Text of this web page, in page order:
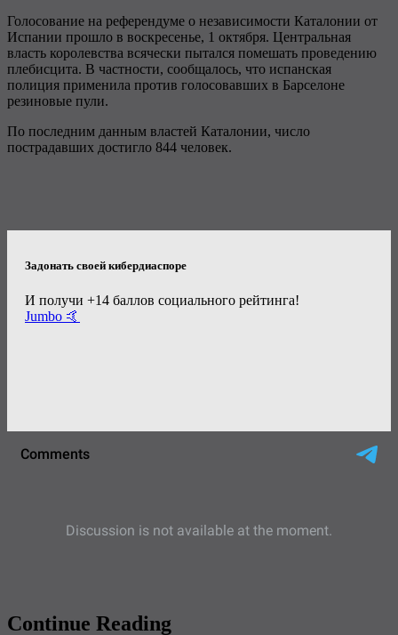
Голосование на референдуме о независимости Каталонии от
Испании прошло в воскресенье, 1 октября. Центральная
власть королевства всячески пытался помешать проведению
плебисцита. В частности, сообщалось, что испанская
полиция применила против голосовавших в Барселоне
резиновые пули.
По последним данным властей Каталонии, число
пострадавших достигло 844 человек.
Задонать своей кибердиаспоре
И получи +14 баллов социального рейтинга!
Jumbo 🤙
Continue Reading